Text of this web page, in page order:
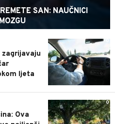
SAN: NAUČNICI
ljeta
0
Ova